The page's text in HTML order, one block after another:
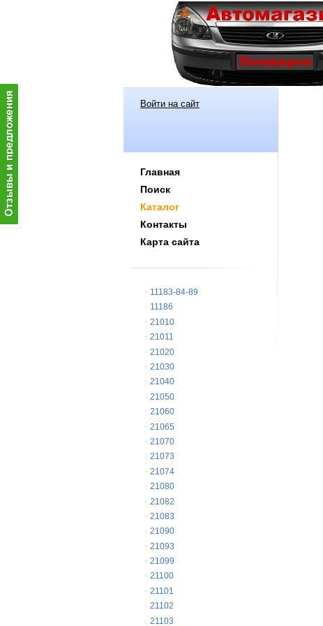
Войти на сайт
Главная
Поиск
Каталог
Контакты
Карта сайта
11183-84-89
11186
21010
21011
21020
21030
21040
21050
21060
21065
21070
21073
21074
21080
21082
21083
21090
21093
21099
21100
21101
21102
21103